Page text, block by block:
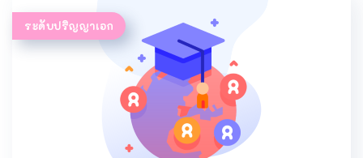
ระดับปริญญาเอก